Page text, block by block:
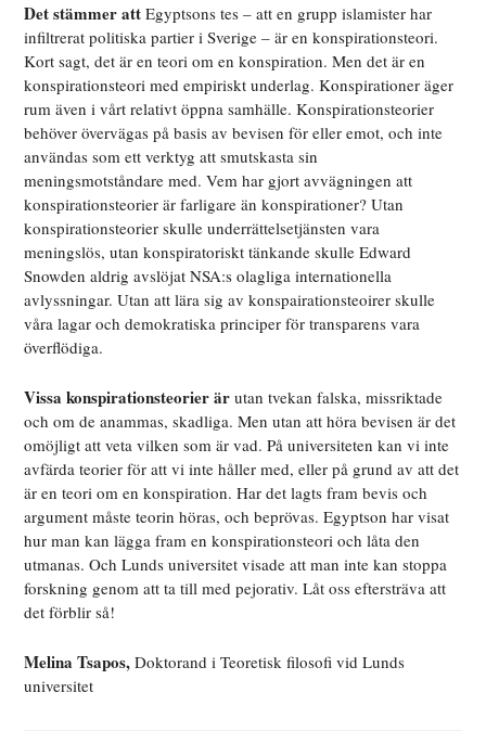
Det stämmer attEgyptsons tes – att en grupp islamister har
infiltrerat politiska partier i Sverige – är en konspirationsteori.
Kort sagt, det är en teori om en konspiration. Men det är en
konspirationsteori med empiriskt underlag. Konspirationer äger
rum även i vårt relativt öppna samhälle. Konspirationsteorier
behöver övervägas på basis av bevisen för eller emot, och inte
användas som ett verktyg att smutskasta sin
meningsmotståndare med. Vem har gjort avvägningen att
konspirationsteorier är farligare än konspirationer? Utan
konspirationsteorier skulle underrättelsetjänsten vara
meningslös, utan konspiratoriskt tänkande skulle Edward
Snowden aldrig avslöjat NSA:s olagliga internationella
avlyssningar. Utan att lära sig av konspairationsteoirer skulle
våra lagar och demokratiska principer för transparens vara
överflödiga.
Vissa konspirationsteorier är utan tvekan falska, missriktade
och om de anammas, skadliga. Men utan att höra bevisen är det
omöjligt att veta vilken som är vad. På universiteten kan vi inte
avfärda teorier för att vi inte håller med, eller på grund av att det
är en teori om en konspiration. Har det lagts fram bevis och
argument måste teorin höras, och beprövas. Egyptson har visat
hur man kan lägga fram en konspirationsteori och låta den
utmanas. Och Lunds universitet visade att man inte kan stoppa
forskning genom att ta till med pejorativ. Låt oss eftersträva att
det förblir så!
Melina Tsapos,Doktorand i Teoretisk filosofi vid Lunds
universitet